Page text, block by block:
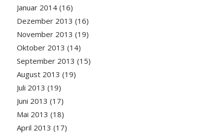
Januar 2014(16)
Dezember 2013 (16)
November 2013 (19)
Oktober 2013 (14)
September 2013 (15)
August 2013 (19)
Juli 2013 (19)
Juni 2013 (17)
Mai 2013 (18)
April 2013 (17)